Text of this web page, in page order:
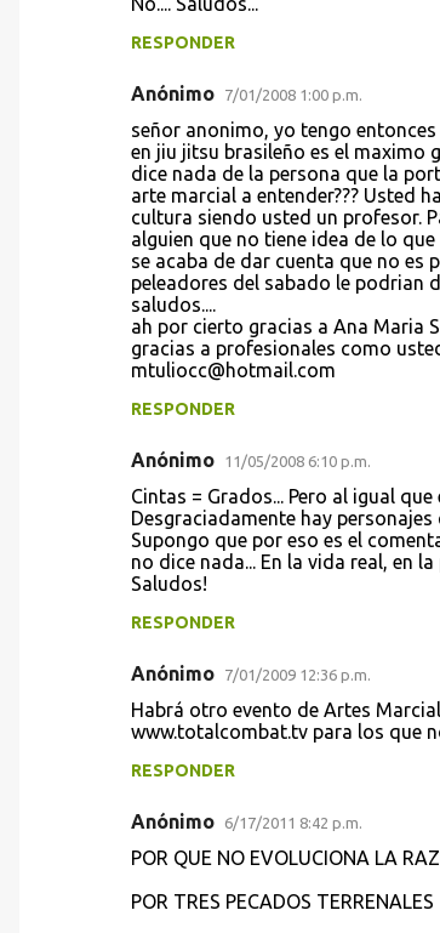
RESPONDER
Anónimo 7/01/2008 1:00 p.m.
señor anonimo, yo tengo
en jiu jitsu brasileño es el maximo
dice nada de la persona que la
arte marcial a entender??? Usted
cultura siendo usted un profesor.
alguien que no tiene idea de lo
se acaba de dar cuenta que no es
peleadores del sabado le podrian
saludos....
ah por cierto gracias a Ana Maria
gracias a profesionales como
mtuliocc@hotmail.com
RESPONDER
Anónimo 11/05/2008 6:10 p.m.
Cintas = Grados... Pero al igual
Desgraciadamente hay
Supongo que por eso es el
no dice nada... En la vida real, en
Saludos!
RESPONDER
Anónimo 7/01/2009 12:36 p.m.
Habrá otro evento de Artes
www.totalcombat.tv para los que
RESPONDER
Anónimo 6/17/2011 8:42 p.m.
POR QUE NO EVOLUCIONA LA
POR TRES PECADOS TERRENALES